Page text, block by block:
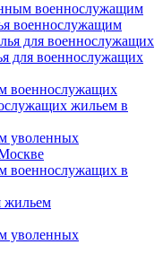
военнослужащим
военнослужащим
для военнослужащих
для военнослужащих
военнослужащих
жильем в
уволенных
военнослужащих в
жильем
уволенных